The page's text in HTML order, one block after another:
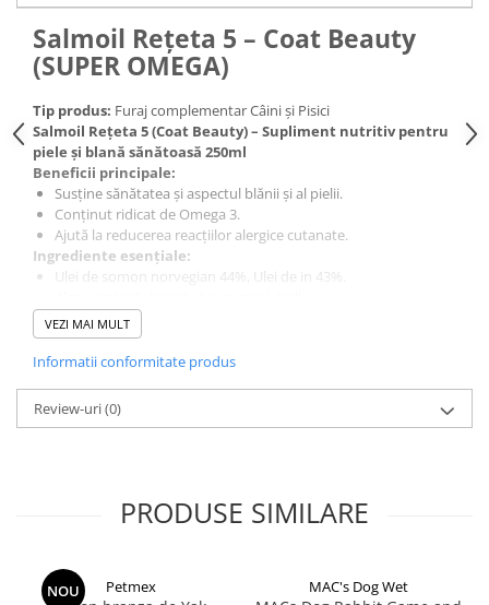
Salmoil Rețeta 5 – Coat Beauty
(SUPER OMEGA)
Tip produs: Furaj complementar Câini și Pisici
Salmoil Rețeta 5 (Coat Beauty) – Supliment nutritiv pentru
piele și blană sănătoasă 250ml
Beneficii principale:
Susține sănătatea și aspectul blănii și al pielii.
Conținut ridicat de Omega 3.
Ajută la reducerea reacțiilor alergice cutanate.
Ingrediente esențiale:
Ulei de somon norvegian 44%, Ulei de in 43%.
Mix de condimente (rozmarin, turmeric, cuișoare) 390 mg/kg.
Mod de administrare:
Ghid de hranire:
Caine (kg)
2
30
3.5
VEZI MAI MULT
Informatii conformitate produs
Review-uri(0)
PRODUSE SIMILARE
NOU Petmex MAC's Dog Wet